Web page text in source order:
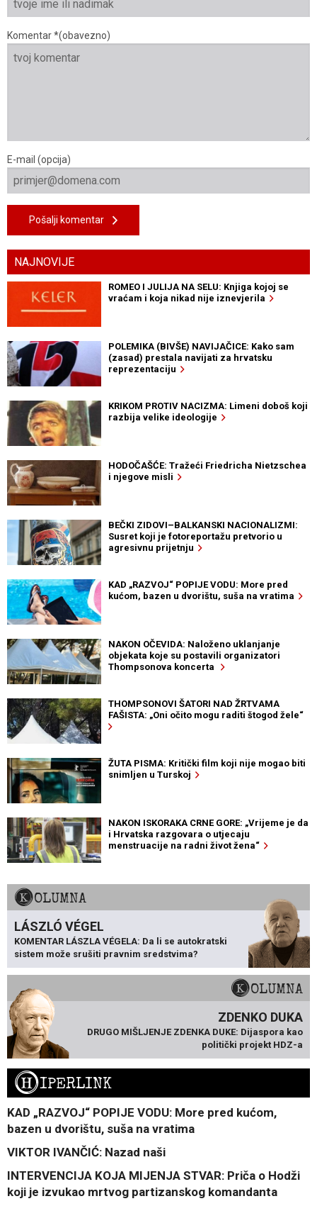
Komentar *(obavezno)
E-mail (opcija)
Pošalji komentar
NAJNOVIJE
ROMEO I JULIJA NA SELU: Knjiga kojoj se
vraćam i koja nikad nije iznevjerila
POLEMIKA (BIVŠE) NAVIJAČICE: Kako sam
(zasad) prestala navijati za hrvatsku
reprezentaciju
KRIKOM PROTIV NACIZMA: Limeni doboš koji
razbija velike ideologije
HODOČAŠĆE: Tražeći Friedricha Nietzschea
i njegove misli
BEČKI ZIDOVI–BALKANSKI NACIONALIZMI:
Susret koji je fotoreportažu pretvorio u
agresivnu prijetnju
KAD „RAZVOJ“ POPIJE VODU: More pred
kućom, bazen u dvorištu, suša na vratima
NAKON OČEVIDA: Naloženo uklanjanje
objekata koje su postavili organizatori
Thompsonova koncerta
THOMPSONOVI ŠATORI NAD ŽRTVAMA
FAŠISTA: „Oni očito mogu raditi štogod žele“
ŽUTA PISMA: Kritički film koji nije mogao biti
snimljen u Turskoj
NAKON ISKORAKA CRNE GORE: „Vrijeme je da
i Hrvatska razgovara o utjecaju
menstruacije na radni život žena“
KOLUMNA
LÁSZLÓ VÉGEL
KOMENTAR LÁSZLA VÉGELA: Da li se autokratski
sistem može srušiti pravnim sredstvima?
KOLUMNA
ZDENKO DUKA
DRUGO MIŠLJENJE ZDENKA DUKE: Dijaspora kao
politički projekt HDZ-a
HIPERLINK
KAD „RAZVOJ“ POPIJE VODU: More pred kućom,
bazen u dvorištu, suša na vratima
VIKTOR IVANČIĆ: Nazad naši
INTERVENCIJA KOJA MIJENJA STVAR: Priča o Hodži
koji je izvukao mrtvog partizanskog komandanta